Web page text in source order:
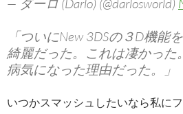
— ダーロ (Darlo) (@darlosworld)
「ついにNew 3DSの３D機能
綺麗だった。これは凄かった
病気になった理由だった。」
いつかスマッシュしたいなら私に